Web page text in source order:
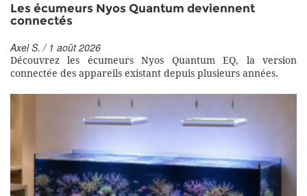
Les écumeurs Nyos Quantum deviennent
connectés
Axel S. / 1 août 2026
Découvrez les écumeurs Nyos Quantum EQ, la version
connectée des appareils existant depuis plusieurs années.